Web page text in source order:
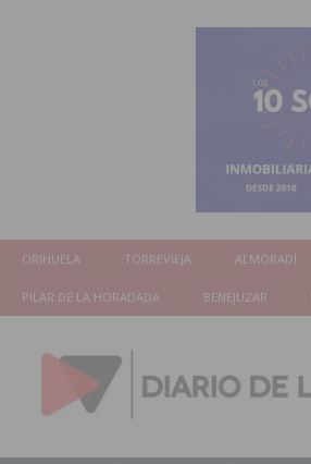
ORIHUELA TORREVIEJA ALMORADÍ
PILAR DE LA HORADADA BENEJUZAR